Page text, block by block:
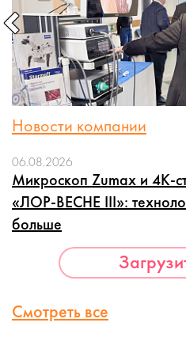
Новости компании
06.08.2026
Микроскоп Zumax и 4K-
«ЛОР-ВЕСНЕ III»:
больше
Смотреть все